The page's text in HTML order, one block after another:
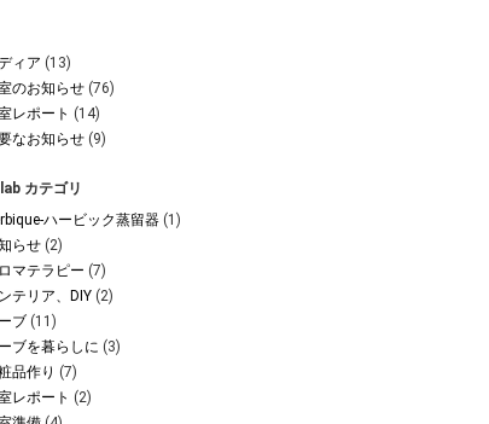
ィア (13)
のお知らせ (76)
レポート (14)
なお知らせ (9)
カテゴリ
ハービック蒸留器 (1)
らせ (2)
マテラピー (7)
テリア、DIY (2)
ブ (11)
ブを暮らしに (3)
品作り (7)
レポート (2)